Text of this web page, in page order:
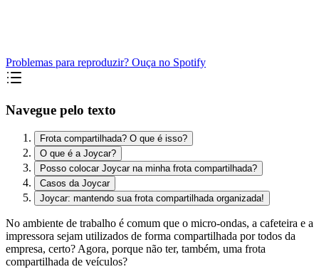
Problemas para reproduzir? Ouça no Spotify
Navegue pelo texto
Frota compartilhada? O que é isso?
O que é a Joycar?
Posso colocar Joycar na minha frota compartilhada?
Casos da Joycar
Joycar: mantendo sua frota compartilhada organizada!
No ambiente de trabalho é comum que o micro-ondas, a cafeteira e a
impressora sejam utilizados de forma compartilhada por todos da
empresa, certo? Agora, porque não ter, também, uma frota
compartilhada de veículos?